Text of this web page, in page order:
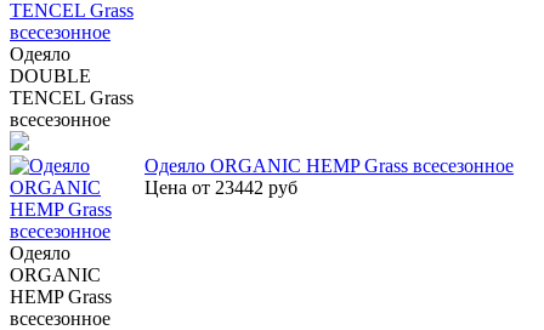
Одеяло
DOUBLE
TENCEL Grass
всесезонное
Одеяло
ORGANIC
HEMP Grass
всесезонное
Одеяло ORGANIC HEMP Grass всесезонное
Цена от 23442 руб